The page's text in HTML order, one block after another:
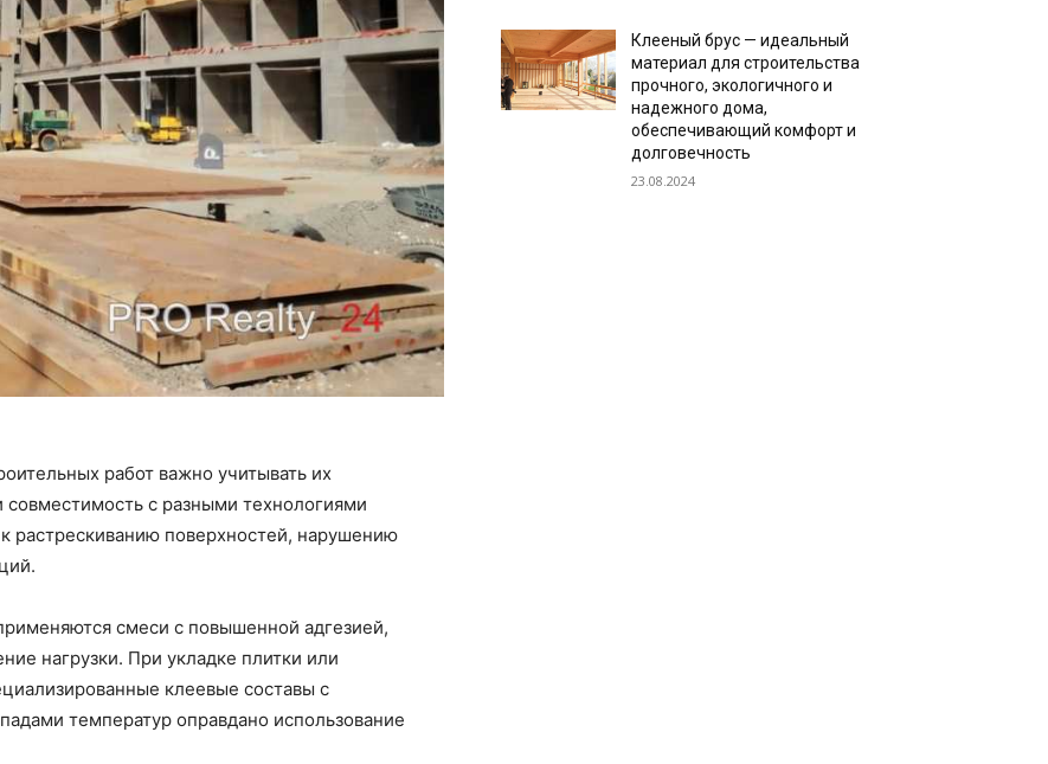
работ важно учитывать их
совместимость с разными технологиями
растрескиванию поверхностей, нарушению
смеси с повышенной адгезией,
нагрузки. При укладке плитки или
клеевые составы с
температур оправдано использование
Клееный брус — идеальный
материал для строительства
прочного, экологичного и
надежного дома,
обеспечивающий комфорт и
долговечность
23.08.2024